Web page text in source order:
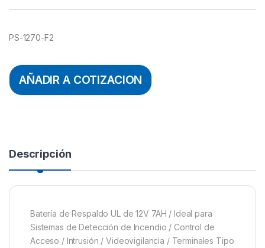
PS-1270-F2
AÑADIR A COTIZACION
Descripción
Batería de Respaldo UL de 12V 7AH / Ideal para
Sistemas de Detección de Incendio / Control de
Acceso / Intrusión / Videovigilancia / Terminales Tipo